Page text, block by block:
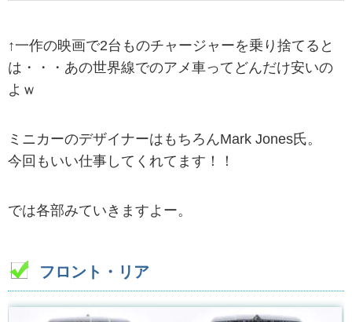
↑一作の映画で2台ものチャージャーを乗り捨てると
は・・・あの世界線でのアメ車ってどんだけ安いの
よｗ
ミニカーのデザイナーはもちろんMark Jones氏。
今回もいい仕事してくれてます！！
では各部みていきますよー。
フロント・リア